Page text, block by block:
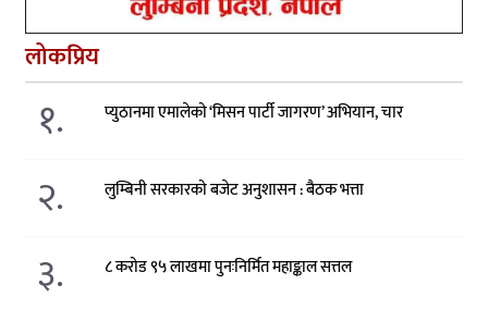
लोकप्रिय
१. प्युठानमा एमालेको ‘मिसन पार्टी जागरण’ अभियान, चार
२. लुम्बिनी सरकारको बजेट अनुशासन : बैठक भत्ता
३. ८ करोड ९५ लाखमा पुनःनिर्मित महाङ्काल सत्तल